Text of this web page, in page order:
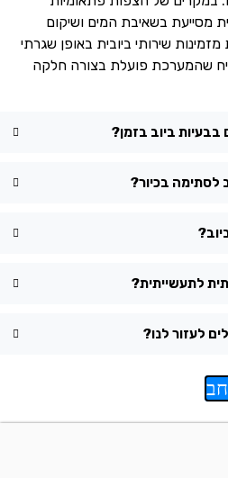
מסייעת בשאיבת המים ושיקום
שירותי ביובית באופן שגרתי
שהמערכת פועלת בצורה חלקה
ביוב בזמן?
בכיור?
לתעשייתית?
לעזור לנו?